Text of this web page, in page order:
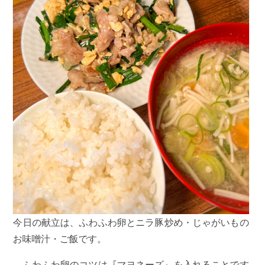
今日の献立は、ふわふわ卵とニラ豚炒め・じゃがいもの
お味噌汁・ご飯です。